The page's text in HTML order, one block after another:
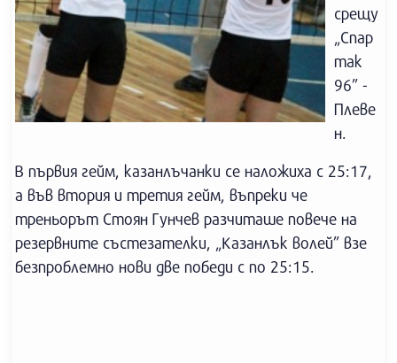
срещу
„Спар
так
96” -
Плеве
н.
В първия гейм, казанлъчанки се наложиха с 25:17,
а във втория и третия гейм, въпреки че
треньорът Стоян Гунчев разчиташе повече на
резервните състезателки, „Казанлък волей” взе
безпроблемно нови две победи с по 25:15.